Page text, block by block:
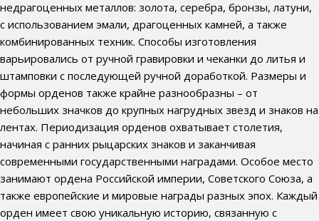
недрагоценных металлов: золота, серебра, бронзы, латуни,
с использованием эмали, драгоценных камней, а также
комбинированных техник. Способы изготовления
варьировались от ручной гравировки и чеканки до литья и
штамповки с последующей ручной доработкой. Размеры и
формы орденов также крайне разнообразны – от
небольших значков до крупных нагрудных звезд и знаков на
лентах. Периодизация орденов охватывает столетия,
начиная с ранних рыцарских знаков и заканчивая
современными государственными наградами. Особое место
занимают ордена Российской империи, Советского Союза, а
также европейские и мировые награды разных эпох. Каждый
орден имеет свою уникальную историю, связанную с